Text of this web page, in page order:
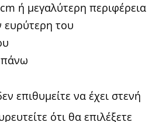
ή μεγαλύτερη περιφέρεια
του
πάνω
επιθυμείτε να έχει στενή
ότι θα επιλέξετε